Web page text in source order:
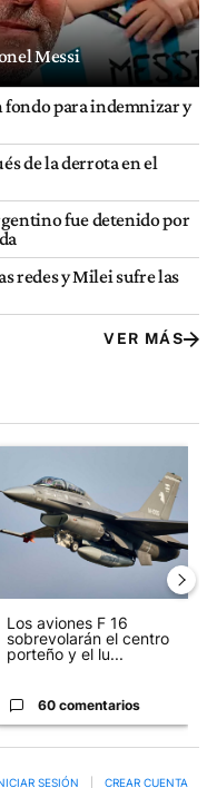
Messi
fondo para indemnizar y
de la derrota en el
fue detenido por
redes y Milei sufre las
VER MÁS
comentarios en los
"Milei, listo para 'atajar'
artículo de tendencia con
Los aviones F 16
sobrevolarán el centro
porteño y el lu...
60 comentarios
SESIÓN CREAR CUENTA